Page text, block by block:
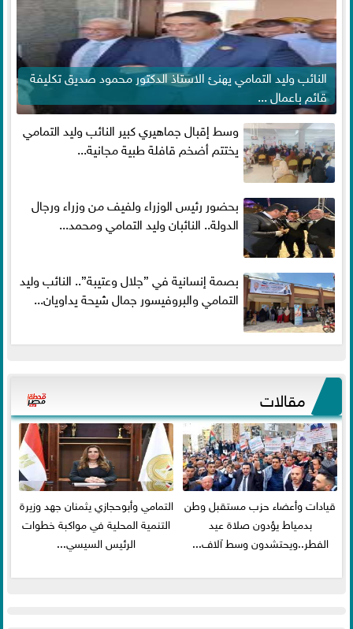
النائب وليد التمامي يهنئ الاستاذ الدكتور محمود صديق تكليفة
قائم باعمال ...
وسط إقبال جماهيري كبير النائب وليد التمامي
يختتم أضخم قافلة طبية مجانية...
بحضور رئيس الوزراء ولفيف من وزراء ورجال
الدولة.. النائبان وليد التمامي ومحمد...
بصمة إنسانية في ”جلال وعتيبة”.. النائب وليد
التمامي والبروفيسور جمال شيحة يداويان...
مقالات
قيادات وأعضاء حزب مستقبل وطن
بدمياط يؤدون صلاة عيد
الفطر..ويحتشدون وسط آلاف...
التمامي وأبوحجازي يثمنان جهد وزيرة
التنمية المحلية في مواكبة خطوات
الرئيس السيسي...